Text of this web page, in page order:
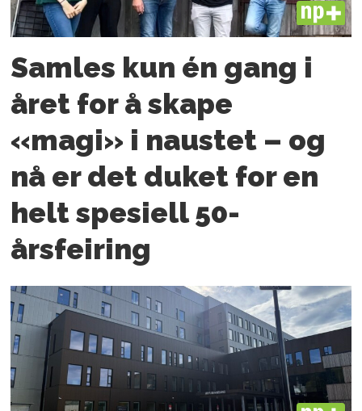
PLUS
Samles kun én gang i
året for å skape
«magi» i naustet – og
nå er det duket for en
helt spesiell 50-
årsfeiring